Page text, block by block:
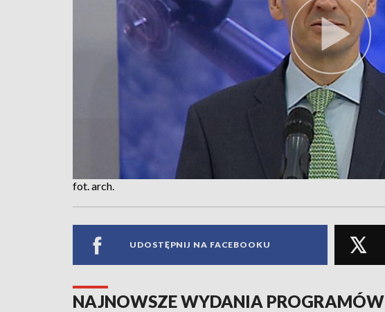
fot. arch.
UDOSTĘPNIJ NA FACEBOOKU
NAJNOWSZE WYDANIA PROGRAMÓW